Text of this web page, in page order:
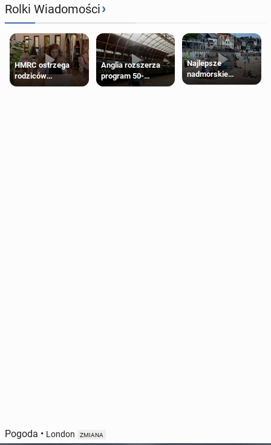
Rolki Wiadomości›
HMRC ostrzega
rodziców
pobierających Child
Anglia rozszerza
program 50-
procentowych
Najlepsze
nadmorskie
miasteczko blisko
Pogoda • London ZMIANA